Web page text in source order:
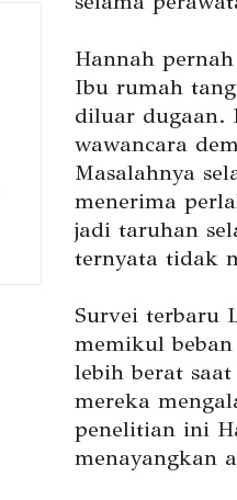
Hannah
Ibu rumah
diluar dugaan.
wawancara
Masalahnya
menerima
jadi taruhan
ternyata tidak
Survei terbaru
memikul
lebih berat
mereka
penelitian ini
menayangkan